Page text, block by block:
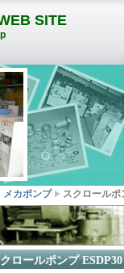
SITE
メカポンプ スクロール
ロールポンプ ESDP30